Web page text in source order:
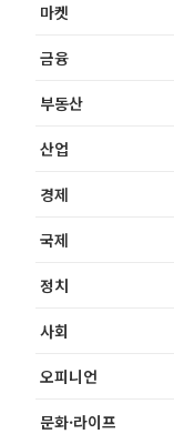
마켓
금융
부동산
산업
경제
국제
정치
사회
오피니언
문화·라이프